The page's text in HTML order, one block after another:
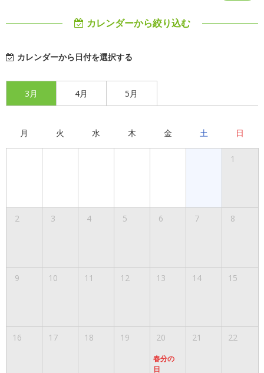
カレンダーから絞り込む
カレンダーから日付を選択する
3月 4月 5月
月 火 水 木 金 土 日
1
2 3 4 5 6 7 8
9 10 11 12 13 14 15
16 17 18 19 20
春分の
日
21 22